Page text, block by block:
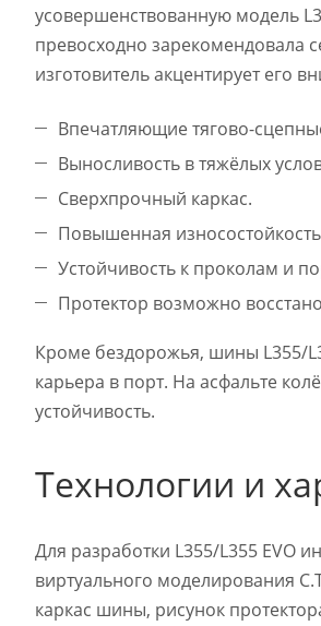
усовершенствованную модель
превосходно зарекомендовала
изготовитель акцентирует его
Впечатляющие тягово-
Выносливость в тяжёлых
Сверхпрочный каркас.
Повышенная
Устойчивость к проколам и
Протектор возможно
Кроме бездорожья, шины L355/
карьера в порт. На асфальте
устойчивость.
Технологии и
Для разработки L355/L355 EVO
виртуального моделирования
каркас шины, рисунок